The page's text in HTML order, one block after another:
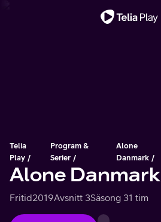
Telia
Play
Program &
Serier
Alone
Danmark
Alone Danmark
Fritid2019Avsnitt 3Säsong 31 tim